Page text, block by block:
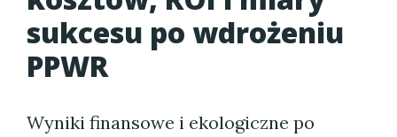
sukcesu po wdrożeniu
PPWR
Wyniki finansowe i ekologiczne po